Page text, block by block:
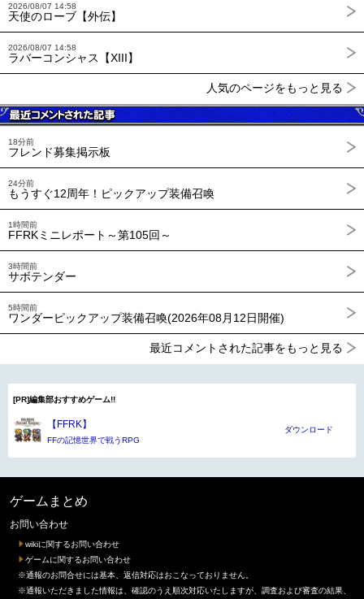
2026/08/07 14:58
天使のローブ【外伝】
2026/08/07 14:58
ラバーコンシャス【XIII】
人気のページをもっと見る
18分前
フレンド募集掲示板
24分前
もうすぐ12周年！ピックアップ装備召喚
1時間前
FFRKミニレポート～第105回～
3時間前
サボテンダー
5時間前
ワンダーピックアップ装備召喚(2026年08月12日開催)
最近コメントされた記事をもっと見る
[PR]編集部おすすめゲーム!!
【FFRK】
FFの記憶世界で戦うRPG
ダウンロード
ゲームまとめ
お問い合わせ
wikiに関するお問い合わせ
ゲームに関するお問い合わせ
※通報のお問合せには基本、返信対応はおこなっておりません。
※通報いただきました情報は、確認のうえ順次対応いたしますが、調査および審査の結果、